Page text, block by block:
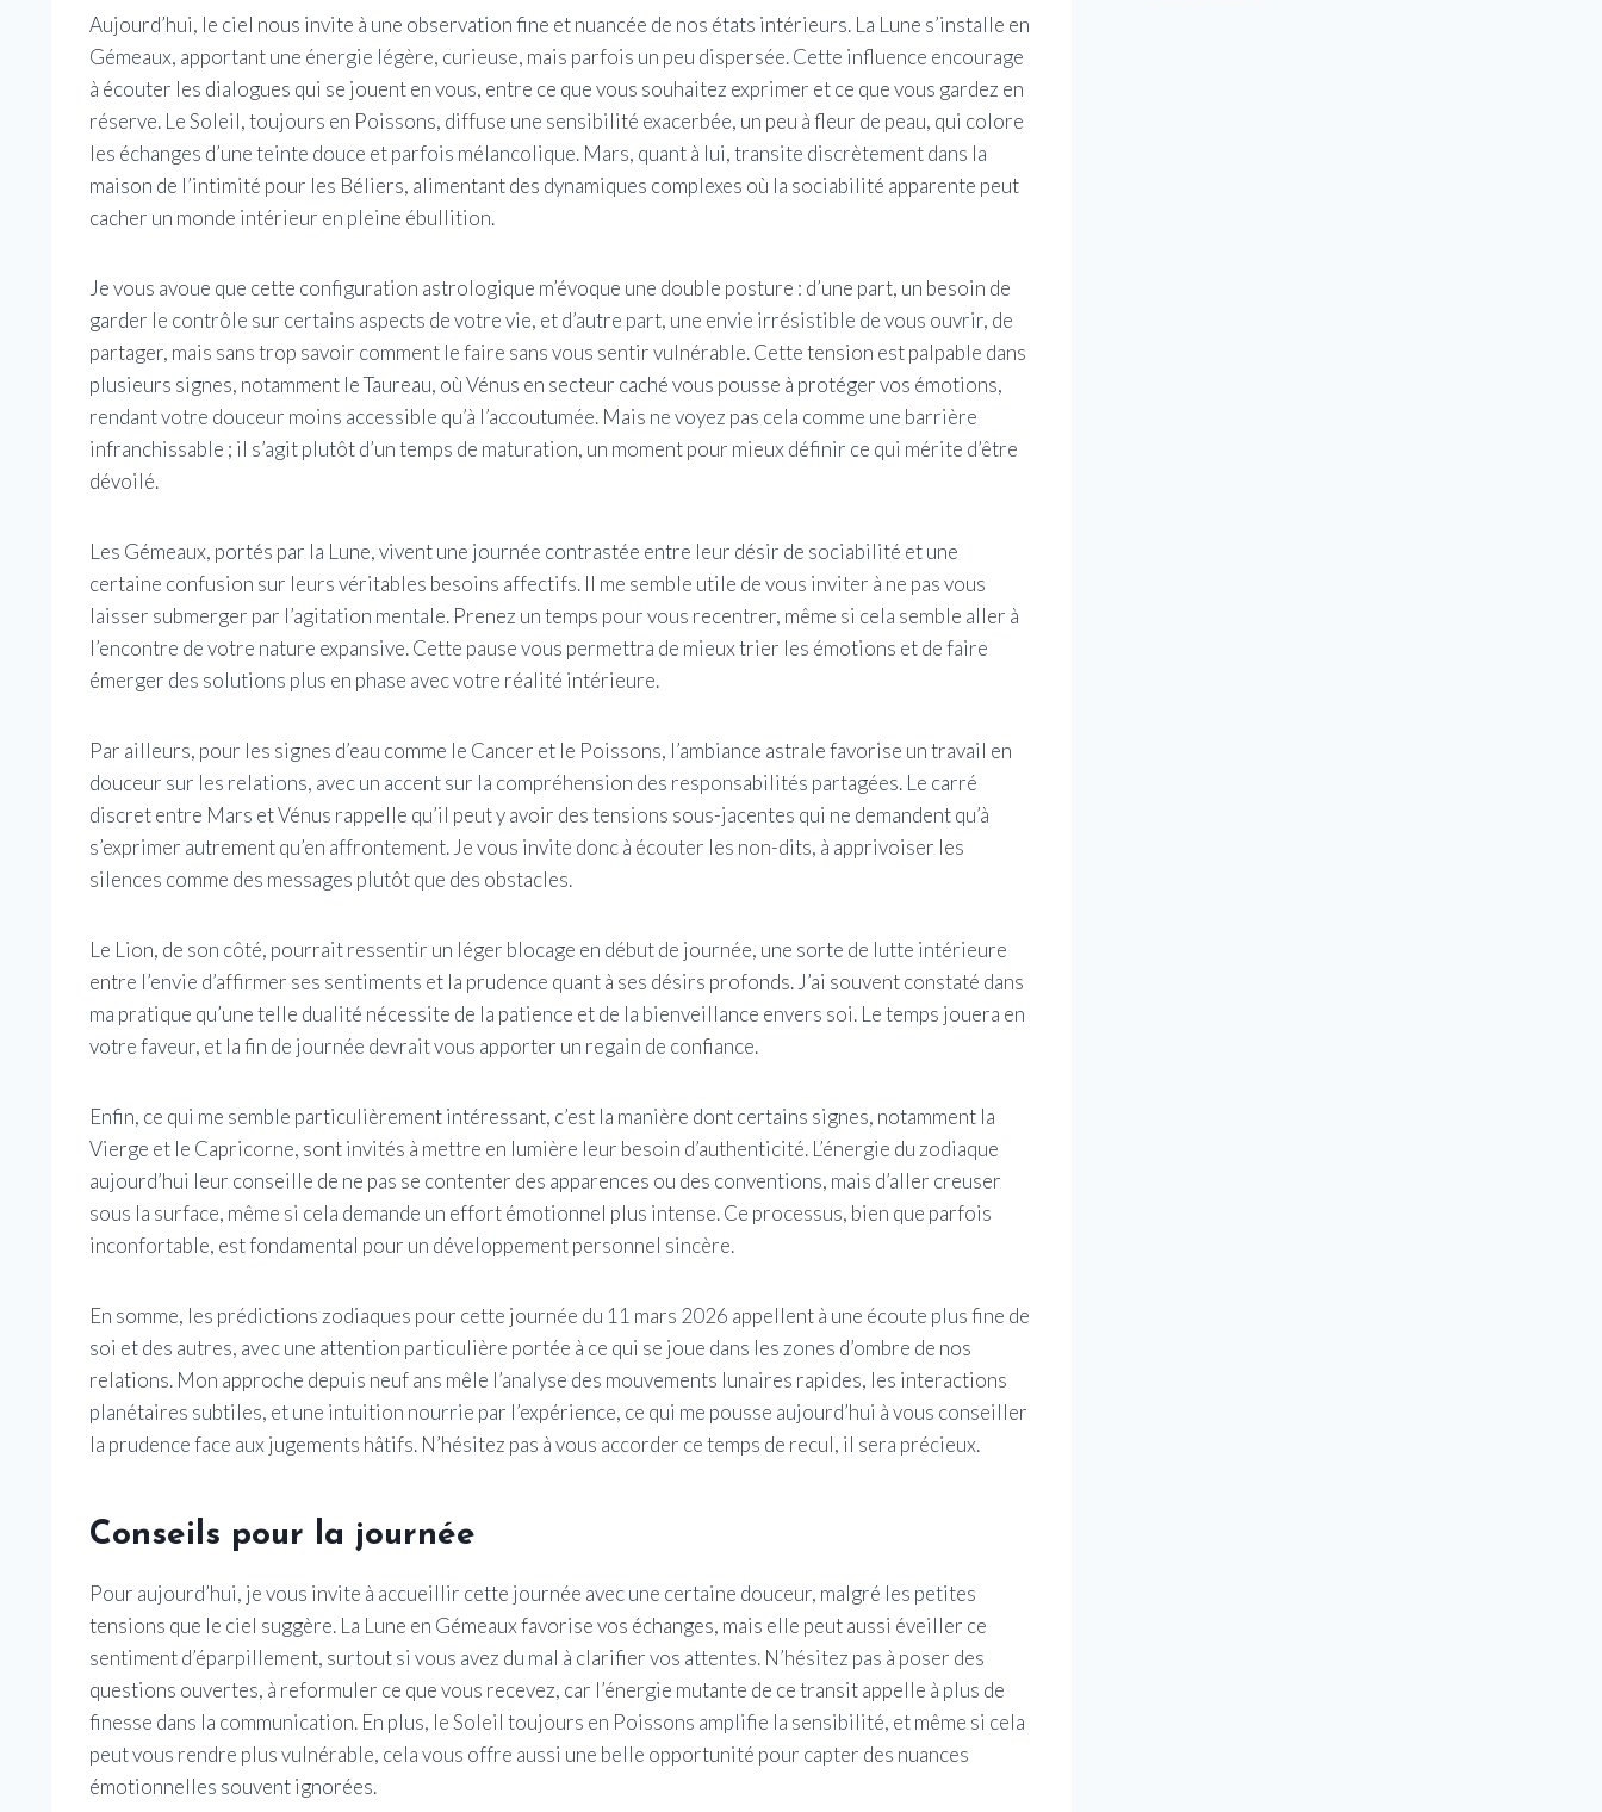
Aujourd’hui, le ciel nous invite à une observation fine et nuancée de nos états intérieurs. La Lune s’installe en
Gémeaux, apportant une énergie légère, curieuse, mais parfois un peu dispersée. Cette influence encourage
à écouter les dialogues qui se jouent en vous, entre ce que vous souhaitez exprimer et ce que vous gardez en
réserve. Le Soleil, toujours en Poissons, diffuse une sensibilité exacerbée, un peu à fleur de peau, qui colore
les échanges d’une teinte douce et parfois mélancolique. Mars, quant à lui, transite discrètement dans la
maison de l’intimité pour les Béliers, alimentant des dynamiques complexes où la sociabilité apparente peut
cacher un monde intérieur en pleine ébullition.
Je vous avoue que cette configuration astrologique m’évoque une double posture : d’une part, un besoin de
garder le contrôle sur certains aspects de votre vie, et d’autre part, une envie irrésistible de vous ouvrir, de
partager, mais sans trop savoir comment le faire sans vous sentir vulnérable. Cette tension est palpable dans
plusieurs signes, notamment le Taureau, où Vénus en secteur caché vous pousse à protéger vos émotions,
rendant votre douceur moins accessible qu’à l’accoutumée. Mais ne voyez pas cela comme une barrière
infranchissable ; il s’agit plutôt d’un temps de maturation, un moment pour mieux définir ce qui mérite d’être
dévoilé.
Les Gémeaux, portés par la Lune, vivent une journée contrastée entre leur désir de sociabilité et une
certaine confusion sur leurs véritables besoins affectifs. Il me semble utile de vous inviter à ne pas vous
laisser submerger par l’agitation mentale. Prenez un temps pour vous recentrer, même si cela semble aller à
l’encontre de votre nature expansive. Cette pause vous permettra de mieux trier les émotions et de faire
émerger des solutions plus en phase avec votre réalité intérieure.
Par ailleurs, pour les signes d’eau comme le Cancer et le Poissons, l’ambiance astrale favorise un travail en
douceur sur les relations, avec un accent sur la compréhension des responsabilités partagées. Le carré
discret entre Mars et Vénus rappelle qu’il peut y avoir des tensions sous-jacentes qui ne demandent qu’à
s’exprimer autrement qu’en affrontement. Je vous invite donc à écouter les non-dits, à apprivoiser les
silences comme des messages plutôt que des obstacles.
Le Lion, de son côté, pourrait ressentir un léger blocage en début de journée, une sorte de lutte intérieure
entre l’envie d’affirmer ses sentiments et la prudence quant à ses désirs profonds. J’ai souvent constaté dans
ma pratique qu’une telle dualité nécessite de la patience et de la bienveillance envers soi. Le temps jouera en
votre faveur, et la fin de journée devrait vous apporter un regain de confiance.
Enfin, ce qui me semble particulièrement intéressant, c’est la manière dont certains signes, notamment la
Vierge et le Capricorne, sont invités à mettre en lumière leur besoin d’authenticité. L’énergie du zodiaque
aujourd’hui leur conseille de ne pas se contenter des apparences ou des conventions, mais d’aller creuser
sous la surface, même si cela demande un effort émotionnel plus intense. Ce processus, bien que parfois
inconfortable, est fondamental pour un développement personnel sincère.
En somme, les prédictions zodiaques pour cette journée du 11 mars 2026 appellent à une écoute plus fine de
soi et des autres, avec une attention particulière portée à ce qui se joue dans les zones d’ombre de nos
relations. Mon approche depuis neuf ans mêle l’analyse des mouvements lunaires rapides, les interactions
planétaires subtiles, et une intuition nourrie par l’expérience, ce qui me pousse aujourd’hui à vous conseiller
la prudence face aux jugements hâtifs. N’hésitez pas à vous accorder ce temps de recul, il sera précieux.
Conseils pour la journée
Pour aujourd’hui, je vous invite à accueillir cette journée avec une certaine douceur, malgré les petites
tensions que le ciel suggère. La Lune en Gémeaux favorise vos échanges, mais elle peut aussi éveiller ce
sentiment d’éparpillement, surtout si vous avez du mal à clarifier vos attentes. N’hésitez pas à poser des
questions ouvertes, à reformuler ce que vous recevez, car l’énergie mutante de ce transit appelle à plus de
finesse dans la communication. En plus, le Soleil toujours en Poissons amplifie la sensibilité, et même si cela
peut vous rendre plus vulnérable, cela vous offre aussi une belle opportunité pour capter des nuances
émotionnelles souvent ignorées.